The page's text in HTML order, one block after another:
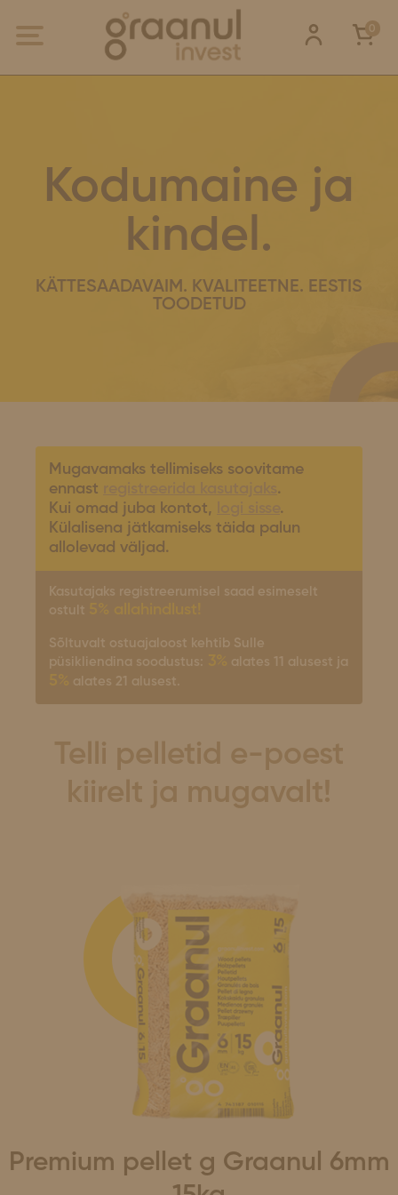
0
Kodumaine ja
kindel.
KÄTTESAADAVAIM. KVALITEETNE. EESTIS
TOODETUD
Mugavamaks tellimiseks soovitame
ennast
.
Kui omad juba kontot,
.
Külalisena jätkamiseks täida palun
allolevad väljad.
Kasutajaks registreerumisel saad esimeselt
ostult
Sõltuvalt ostuajaloost kehtib Sulle
püsikliendina soodustus:
alates 11 alusest ja
alates 21 alusest.
Telli pelletid e-poest
kiirelt ja mugavalt!
Premium pellet g Graanul 6mm